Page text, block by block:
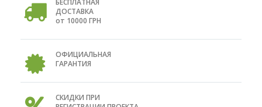
ДОСТАВКА
от 10000 ГРН
ОФИЦИАЛЬНАЯ
ГАРАНТИЯ
СКИДКИ ПРИ